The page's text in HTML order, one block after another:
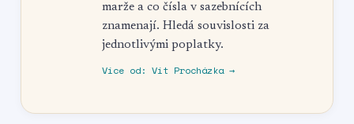
marže a co čísla v sazebnících
znamenají. Hledá souvislosti za
jednotlivými poplatky.
Více od: Vít Procházka→